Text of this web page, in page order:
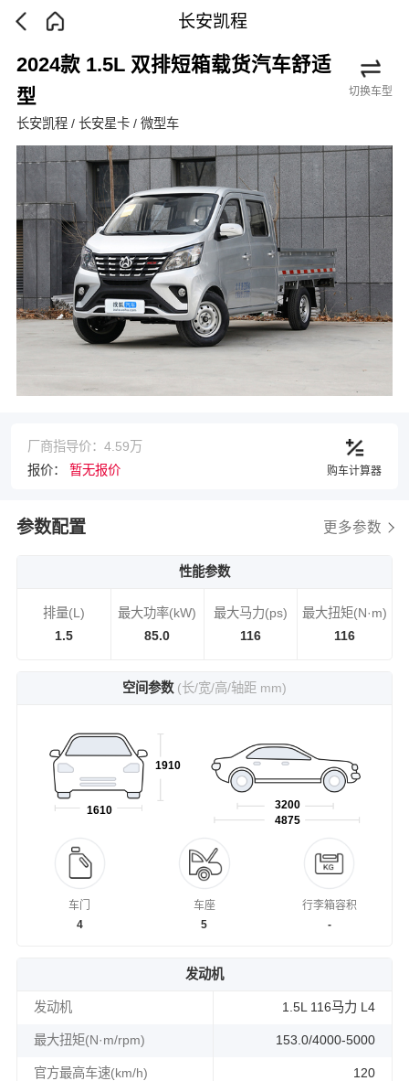
长安凯程
2024款 1.5L 双排短箱载货汽车舒适
型
长安凯程 / 长安星卡 / 微型车
切换车型
厂商指导价：4.59万
报价： 暂无报价 购车计算器
参数配置 更多参数
性能参数
排量(L)
1.5
最大功率(kW)
85.0
最大马力(ps)
116
最大扭矩(N·m)
116
空间参数 (长/宽/高/轴距 mm)
1610
1910
4875
3200
车门
4
车座
5
行李箱容积
-
发动机
发动机 1.5L 116马力 L4
最大扭矩(N·m/rpm) 153.0/4000-5000
官方最高车速(km/h) 120